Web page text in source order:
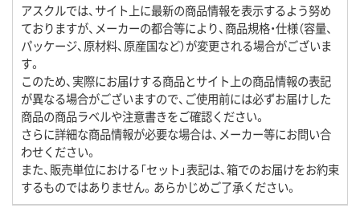
アスクルでは、サイト上に最新の商品情報を表示するよう努め
ておりますが、メーカーの都合等により、商品規格・仕様（容量、
パッケージ、原材料、原産国など）が変更される場合がございま
す。
このため、実際にお届けする商品とサイト上の商品情報の表記
が異なる場合がございますので、ご使用前には必ずお届けした
商品の商品ラベルや注意書きをご確認ください。
さらに詳細な商品情報が必要な場合は、メーカー等にお問い合
わせください。
また、販売単位における「セット」表記は、箱でのお届けをお約束
するものではありません。あらかじめご了承ください。